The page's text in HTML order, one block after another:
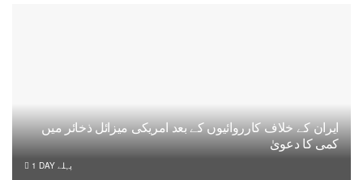
ایران کے خلاف کارروائیوں کے بعد امریکی میزائل ذخائر میں
کمی کا دعویٰ
1 DAY پہلے